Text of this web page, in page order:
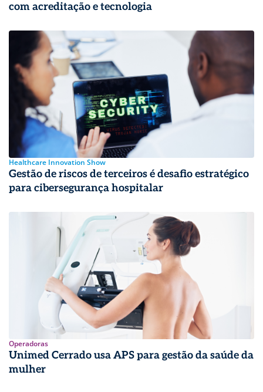
com acreditação e tecnologia
Healthcare Innovation Show
Gestão de riscos de terceiros é desafio estratégico
para cibersegurança hospitalar
Operadoras
Unimed Cerrado usa APS para gestão da saúde da
mulher